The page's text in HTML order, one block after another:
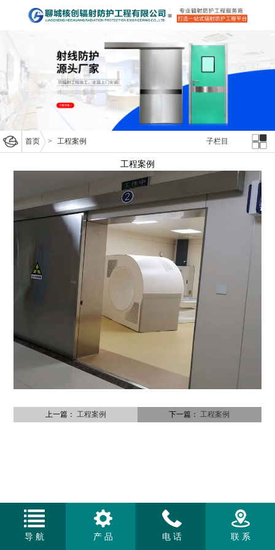
首页 > 工程案例 子栏目
工程案例
上一篇： 工程案例 下一篇：工程案例
导 航 产 品 电 话 联 系